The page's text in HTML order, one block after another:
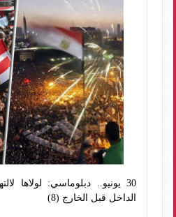
30 يونيو.. دبلوماسي: لولاها
الداخل قبل الخارج (8)